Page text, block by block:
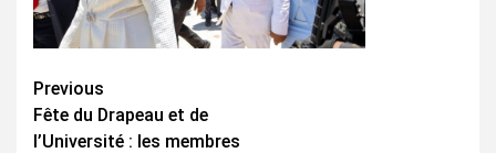
Continue
Reading
Previous
Fête du Drapeau et de
l’Université : les membres